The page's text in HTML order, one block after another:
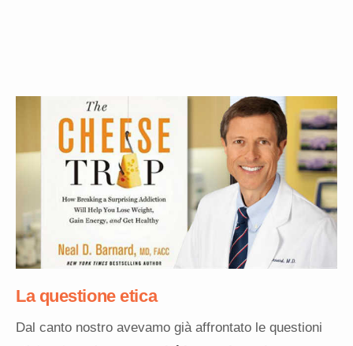
La questione etica
Dal canto nostro avevamo già affrontato le questioni